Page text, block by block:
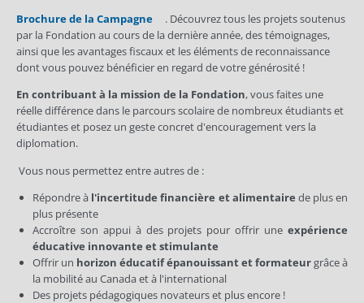
Brochure de la Campagne
. Découvrez tous les projets soutenus
par la Fondation au cours de la dernière année, des témoignages,
ainsi que les avantages fiscaux et les éléments de reconnaissance
dont vous pouvez bénéficier en regard de votre générosité !
En contribuant à la mission de la Fondation, vous faites une
réelle différence dans le parcours scolaire de nombreux étudiants et
étudiantes et posez un geste concret d'encouragement vers la
diplomation.
Vous nous permettez entre autres de :
Répondre à l'incertitude financière et alimentaire de plus en
plus présente
Accroître son appui à des projets pour offrir une expérience
éducative innovante et stimulante
Offrir un horizon éducatif épanouissant et formateurgrâce à
la mobilité au Canada et à l'international
Des projets pédagogiques novateurs et plus encore !